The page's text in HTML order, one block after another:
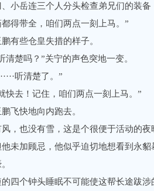
小岳连三个人分头检查弟兄们的装
得带全，咱们两点一刻上马。”
些仓皇失措的样子。
楚吗？”关宁的声色突地一变。
听清楚了。”
去！记住，咱们两点一刻上马。”
快地向内跑去。
也没有雪，这是个很便于活动的夜
未加顾忌，他似乎迫切地想看到永
个钟头睡眠不可能使这帮长途跋涉